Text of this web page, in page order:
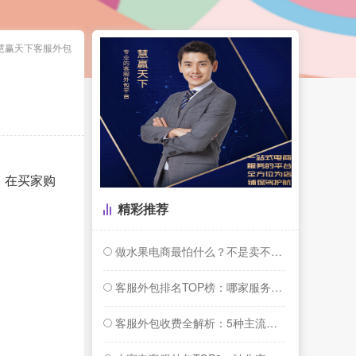
赢天下客服外包
在买家购
精彩推荐
做水果电商最怕什么？不是卖不动，是卖爆了...
客服外包排名TOP榜：哪家服务商更懂你的...
客服外包收费全解析：5种主流模式与行业报...